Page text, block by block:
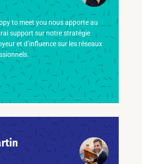
to meet you nous apporte au
support sur notre stratégie
et d’influence sur les réseaux